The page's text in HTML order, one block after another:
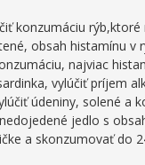
konzumáciu rýb,ktoré
obsah histamínu v
najviac
vylúčiť príjem
údeniny, solené a
jedlo s
a skonzumovať do